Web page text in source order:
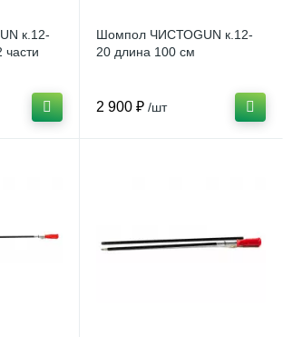
к.12-
части
Шомпол ЧИСТОGUN к.12-
20 длина 100 см
2 900 ₽ /шт